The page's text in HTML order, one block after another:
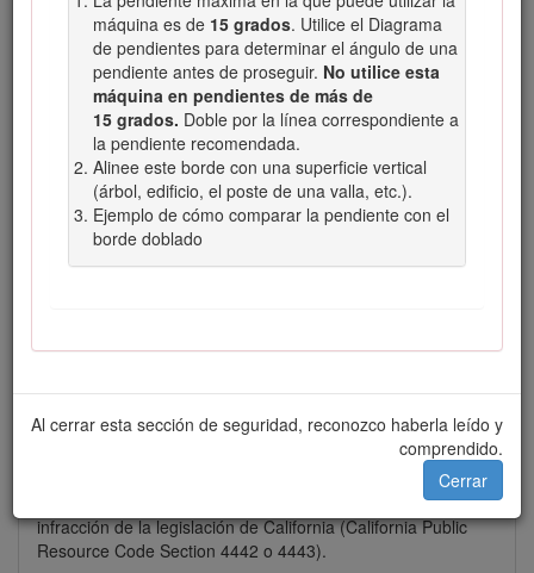
máquina es de 15 grados. Utilice el Diagrama
de pendientes para determinar el ángulo de una
pendiente antes de proseguir. No utilice esta
máquina en pendientes de más de
15 grados. Doble por la línea correspondiente a
la pendiente recomendada.
Alinee este borde con una superficie vertical
(árbol, edificio, el poste de una valla, etc.).
Ejemplo de cómo comparar la pendiente con el
borde doblado
Al cerrar esta sección de seguridad, reconozco haberla leído y
comprendido.
Cerrar
Advertencia indica una situación potencialmente
peligrosa que si no se evita,podríacausar la muerte
o lesiones graves.
Cuidadoindica una situación potencialmente
peligrosa que si no se evita,
menores o moderadas.
equipado con parachispas (conforme a la definición de la
sección 4442) mantenido en buenas condiciones de
mantenido para la prevención de incendios, constituye una
infracción de la legislación de California (California Public
Resource Code Section 4442 o 4443).